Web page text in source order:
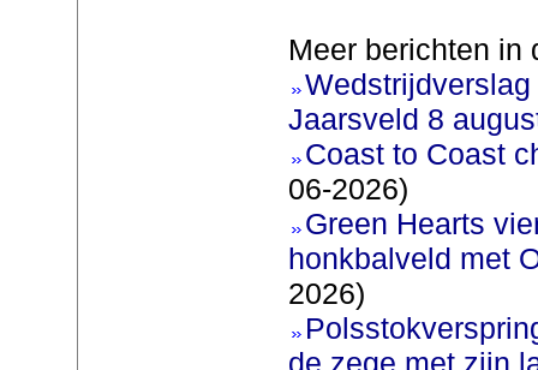
Meer berichten in
Jaarsveld 8
Coast to Coast
06-2026)
Green Hearts
honkbalveld met
2026)
de zege met zijn